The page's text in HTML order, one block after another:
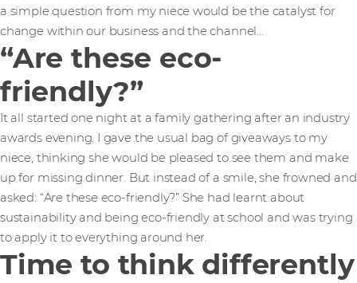
a simple question from my niece would be the catalyst for
change within our business and the channel…
“Are these eco-
friendly?”
It all started one night at a family gathering after an industry
awards evening. I gave the usual bag of giveaways to my
niece, thinking she would be pleased to see them and make
up for missing dinner. But instead of a smile, she frowned and
asked: “Are these eco-friendly?” She had learnt about
sustainability and being eco-friendly at school and was trying
to apply it to everything around her.
Time to think differently